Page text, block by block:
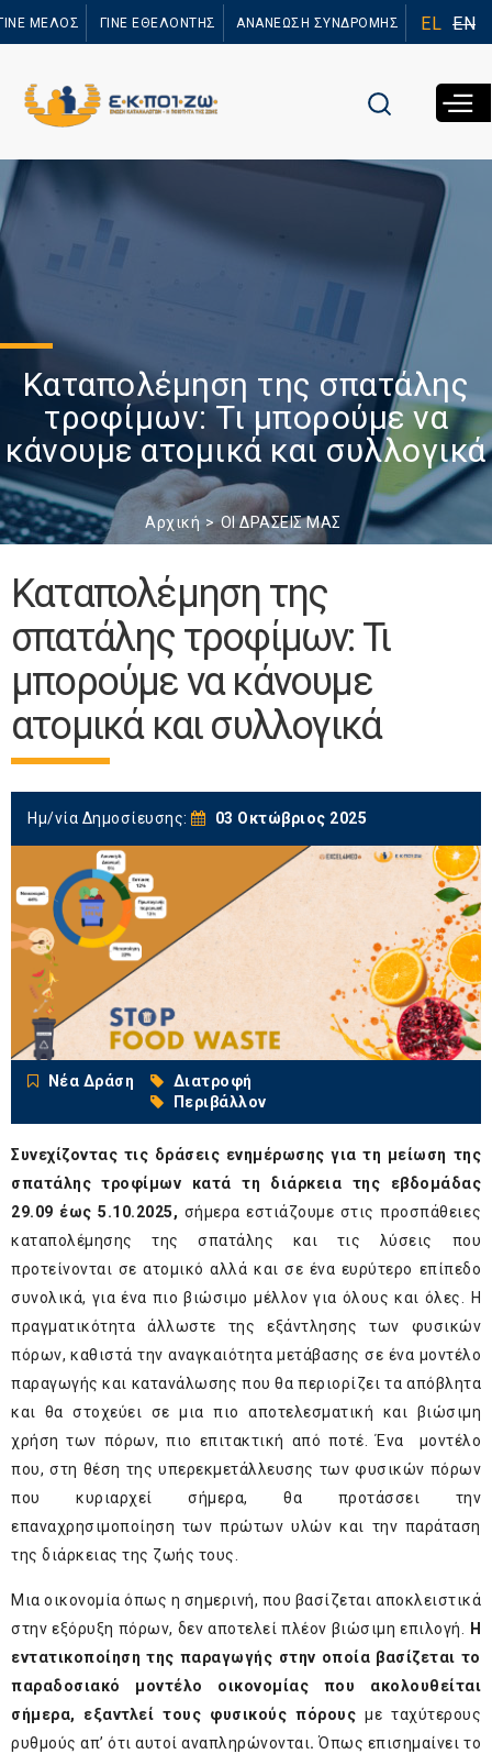
προς το
ΜΕΛΟΣ ΓΙΝΕ ΕΘΕΛΟΝΤΗΣ ΑΝΑΝΕΩΣΗ ΣΥΝΔΡΟΜΗΣ EL EN
Καταπολέμηση της σπατάλης
τροφίμων: Τι μπορούμε να
κάνουμε ατομικά και συλλογικά
Αρχική ΟΙ ΔΡΑΣΕΙΣ ΜΑΣ
Καταπολέμηση της
σπατάλης τροφίμων: Τι
μπορούμε να κάνουμε
ατομικά και συλλογικά
Ημ/νία Δημοσίευσης: 03 Οκτώβριος 2025
Νέα Δράση
Διατροφή
Περιβάλλον
Συνεχίζοντας τις δράσεις ενημέρωσης για τη μείωση της
σπατάλης τροφίμων κατά τη διάρκεια της εβδομάδας
29.09 έως 5.10.2025, σήμερα εστιάζουμε στις προσπάθειες
καταπολέμησης της σπατάλης και τις λύσεις που
προτείνονται σε ατομικό αλλά και σε ένα ευρύτερο επίπεδο
συνολικά, για ένα πιο βιώσιμο μέλλον για όλους και όλες. Η
πραγματικότητα άλλωστε της εξάντλησης των φυσικών
πόρων, καθιστά την αναγκαιότητα μετάβασης σε ένα μοντέλο
παραγωγής και κατανάλωσης που θα περιορίζει τα απόβλητα
και θα στοχεύει σε μια πιο αποτελεσματική και βιώσιμη
χρήση των πόρων, πιο επιτακτική από ποτέ. Ένα μοντέλο
που, στη θέση της υπερεκμετάλλευσης των φυσικών πόρων
που κυριαρχεί σήμερα, θα προτάσσει την
επαναχρησιμοποίηση των πρώτων υλών και την παράταση
της διάρκειας της ζωής τους.
Μια οικονομία όπως η σημερινή, που βασίζεται αποκλειστικά
στην εξόρυξη πόρων, δεν αποτελεί πλέον βιώσιμη επιλογή. Η
εντατικοποίηση της παραγωγής στην οποία βασίζεται το
παραδοσιακό μοντέλο οικονομίας που ακολουθείται
σήμερα, εξαντλεί τους φυσικούς πόρους με ταχύτερους
ρυθμούς απ’ ότι αυτοί αναπληρώνονται.Όπως επισημαίνει το